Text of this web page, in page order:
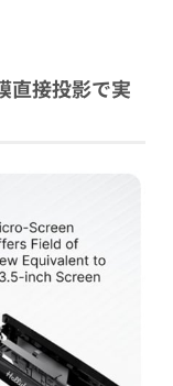
直接投影で実